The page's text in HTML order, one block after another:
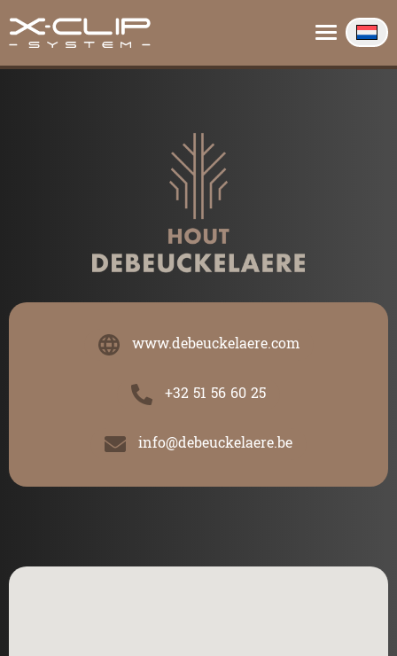
Over ons
Contact
www.debeuckelaere.com
+32 51 56 60 25
info@debeuckelaere.be